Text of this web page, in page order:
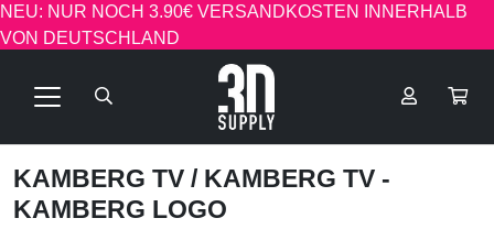
NEU: NUR NOCH 3.90€ VERSANDKOSTEN INNERHALB
VON DEUTSCHLAND
KAMBERG TV / KAMBERG TV -
KAMBERG LOGO